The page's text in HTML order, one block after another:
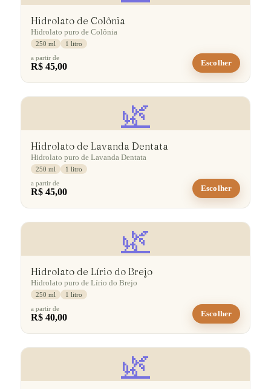
Hidrolato de Colônia
Hidrolato puro de Colônia
250 ml
1 litro
a partir de
R$ 45,00 Escolher
🌿
Hidrolato de Lavanda Dentata
Hidrolato puro de Lavanda Dentata
250 ml
1 litro
a partir de
R$ 45,00 Escolher
🌿
Hidrolato de Lírio do Brejo
Hidrolato puro de Lírio do Brejo
250 ml
1 litro
a partir de
R$ 40,00 Escolher
🌿